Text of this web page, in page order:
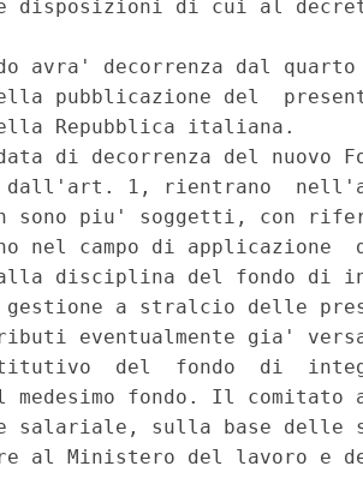
disposizioni di cui al
avra' decorrenza dal
pubblicazione del
Repubblica italiana.
di decorrenza del nuovo
dall'art. 1, rientrano
sono piu' soggetti, con
nel campo di applicazione
disciplina del fondo di
gestione a stralcio delle
eventualmente gia'
del  fondo  di
fondo. Il comitato
salariale, sulla base delle
al Ministero del lavoro